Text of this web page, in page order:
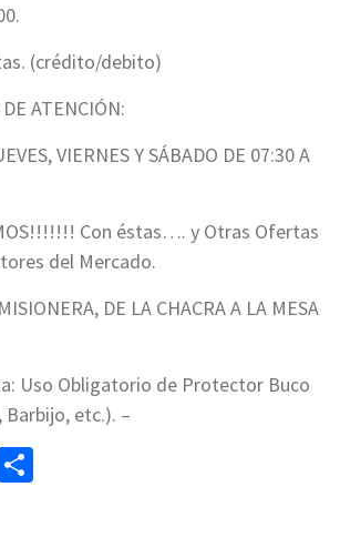
(crédito/debito)
ATENCIÓN:
VIERNES Y SÁBADO DE 07:30 A
Con éstas…. y Otras Ofertas
del Mercado.
DE LA CHACRA A LA MESA
Uso Obligatorio de Protector Buco
Barbijo, etc.). –